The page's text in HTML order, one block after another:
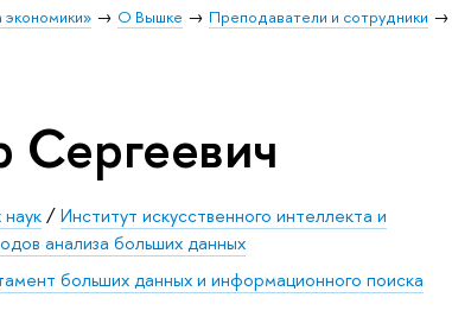
О Вышке Преподаватели и сотрудники
Сергеевич
/Институт искусственного интеллекта и
анализа больших данных
больших данных и информационного поиска